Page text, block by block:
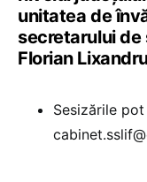
unitatea de
secretarului de
Florian
Sesizările